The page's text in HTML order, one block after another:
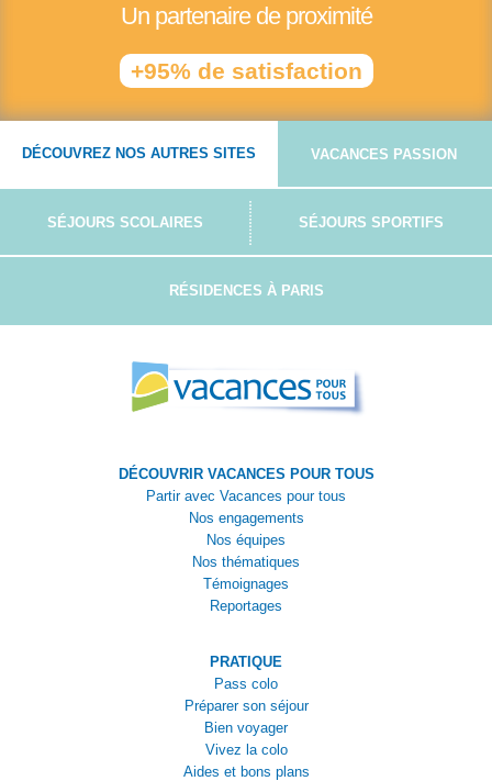
Un partenaire de proximité
+95% de satisfaction
DÉCOUVREZ NOS AUTRES SITES VACANCES PASSION
SÉJOURS SCOLAIRES SÉJOURS SPORTIFS
RÉSIDENCES À PARIS
DÉCOUVRIR VACANCES POUR TOUS
Partir avec Vacances pour tous
Nos engagements
Nos équipes
Nos thématiques
Témoignages
Reportages
PRATIQUE
Pass colo
Préparer son séjour
Bien voyager
Vivez la colo
Aides et bons plans